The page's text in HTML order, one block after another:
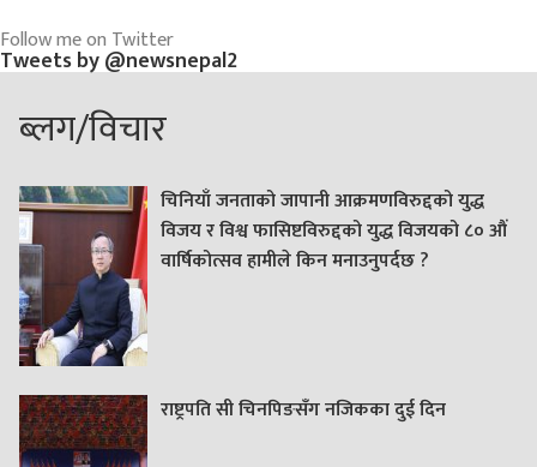
Follow me on Twitter
Tweets by @newsnepal2
ब्लग/विचार
चिनियाँ जनताको जापानी आक्रमणविरुद्दको युद्ध
विजय र विश्व फासिष्टविरुद्दको युद्ध विजयको ८० औं
वार्षिकोत्सव हामीले किन मनाउनुपर्दछ ?
राष्ट्रपति सी चिनपिङसँग नजिकका दुई दिन